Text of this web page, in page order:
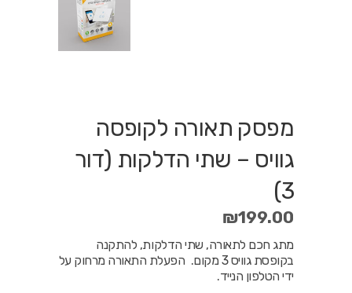
מפסק תאורה לקופסה
גוויס – שתי הדלקות (דור
3)
₪199.00
מתג חכם לתאורה, שתי הדלקות, להתקנה
בקופסת גוויס 3 מקום. הפעלת התאורה מרחוק על
ידי הטלפון הנייד.